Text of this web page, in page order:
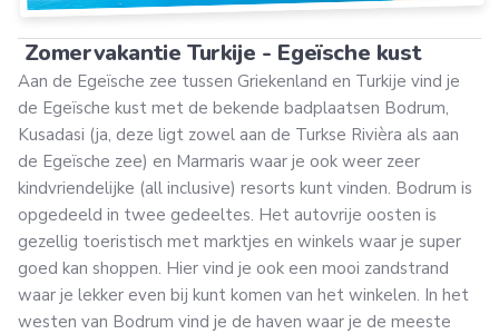
Zomervakantie Turkije - Egeïsche kust
Aan de Egeïsche zee tussen Griekenland en Turkije vind je
de Egeïsche kust met de bekende badplaatsen Bodrum,
Kusadasi (ja, deze ligt zowel aan de Turkse Rivièra als aan
de Egeïsche zee) en Marmaris waar je ook weer zeer
kindvriendelijke (all inclusive) resorts kunt vinden. Bodrum is
opgedeeld in twee gedeeltes. Het autovrije oosten is
gezellig toeristisch met marktjes en winkels waar je super
goed kan shoppen. Hier vind je ook een mooi zandstrand
waar je lekker even bij kunt komen van het winkelen. In het
westen van Bodrum vind je de haven waar je de meeste